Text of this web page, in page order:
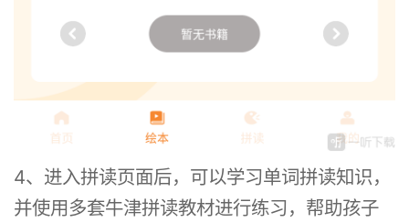
4、进入拼读页面后，可以学习单词拼读知识，
并使用多套牛津拼读教材进行练习，帮助孩子